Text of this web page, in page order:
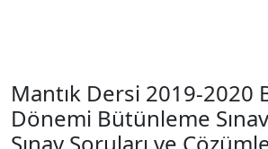
Mantık Dersi 2019-2020
Dönemi Bütünleme